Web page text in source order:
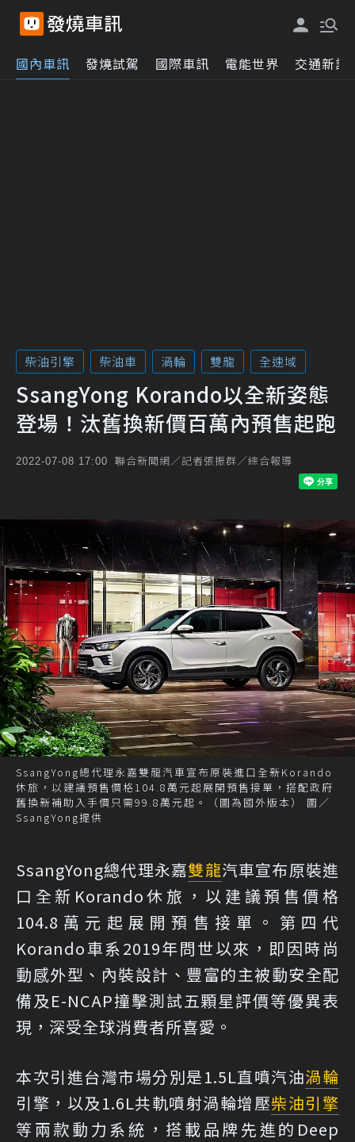
國內車訊 發燒試駕 國際車訊 電能世界 交通新訊
柴油引擎 柴油車 渦輪 雙龍 全速域
SsangYong Korando以全新姿態
登場！汰舊換新價百萬內預售起跑
2022-07-08 17:00 聯合新聞網／記者張振群／綜合報導
SsangYong總代理永嘉雙龍汽車宣布原裝進口全新Korando
休旅，以建議預售價格104.8萬元起展開預售接單，搭配政府
舊換新補助入手價只需99.8萬元起。（圖為國外版本） 圖／
SsangYong提供
SsangYong總代理永嘉雙龍汽車宣布原裝進
口全新Korando休旅，以建議預售價格
104.8萬元起展開預售接單。第四代
Korando車系2019年問世以來，即因時尚
動感外型、內裝設計、豐富的主被動安全配
備及E-NCAP撞擊測試五顆星評價等優異表
現，深受全球消費者所喜愛。
本次引進台灣市場分別是1.5L直噴汽油渦輪
引擎，以及1.6L共軌噴射渦輪增壓柴油引擎
等兩款動力系統，搭載品牌先進的Deep